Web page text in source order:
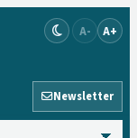
A- A+
Newsletter